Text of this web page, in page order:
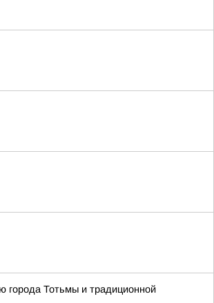
города Тотьмы и традиционной